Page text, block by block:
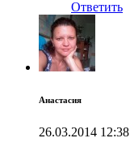
Ответить
Анастасия
26.03.2014 12:38